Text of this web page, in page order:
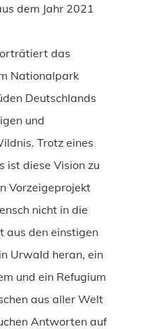
dem Jahr 2021
das
Nationalpark
Deutschlands
und
Trotz eines
ist diese Vision zu
Vorzeigeprojekt
nicht in die
aus den einstigen
Urwald heran, ein
und ein Refugium
aus aller Welt
Antworten auf